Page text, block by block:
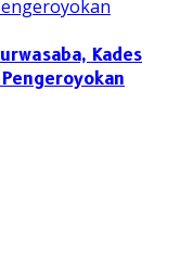
Kades